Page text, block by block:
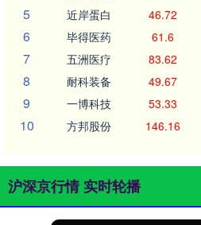
5 近岸蛋白 46.72
6 毕得医药 61.6
7 五洲医疗 83.62
8 耐科装备 49.67
9 一博科技 53.33
10 方邦股份 146.16
沪深京行情 实时轮播